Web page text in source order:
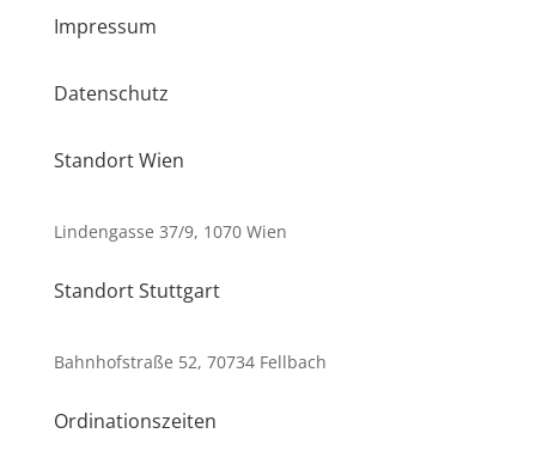
Impressum
Datenschutz
Standort Wien
Lindengasse 37/9, 1070 Wien
Standort Stuttgart
Bahnhofstraße 52, 70734 Fellbach
Ordinationszeiten